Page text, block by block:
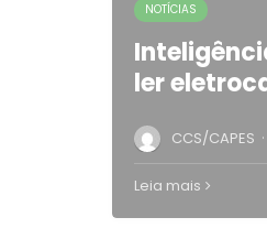
NOTÍCIAS
ler
CCS/CAPES ·
Leia mais